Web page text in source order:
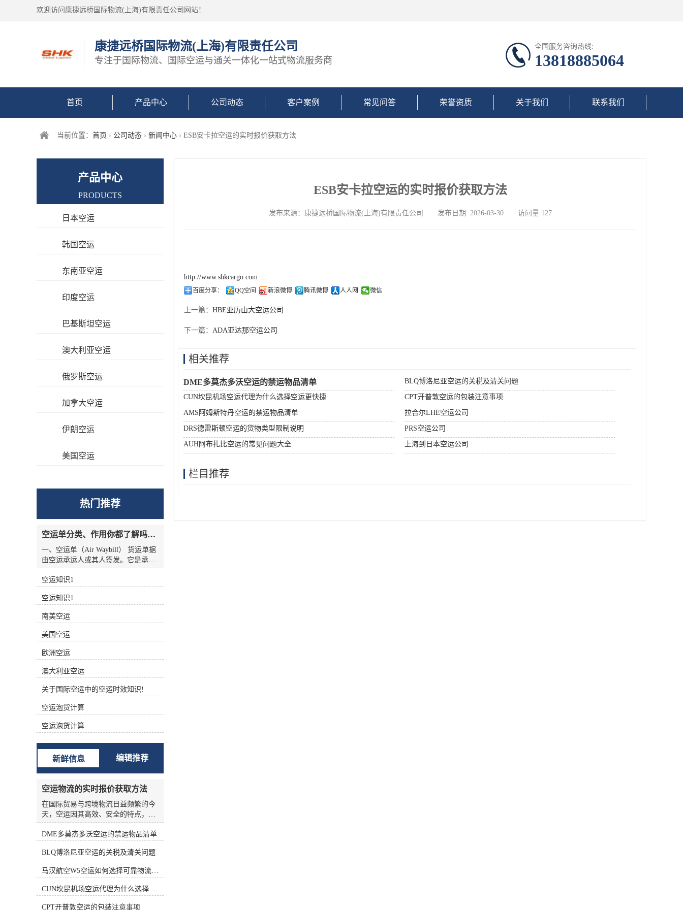
欢迎访问康捷远桥国际物流(上海)有限责任公司网站！
康捷远桥国际物流(上海)有限责任公司
专注于国际物流、国际空运与通关一体化一站式物流服务商
全国服务咨询热线:
13818885064
首页 产品中心 公司动态 客户案例 常见问答 荣誉资质 关于我们 联系我们
当前位置： 首页 › 公司动态 › 新闻中心 › ESB安卡拉空运的实时报价获取方法
ESB安卡拉空运的实时报价获取方法
发布来源：康捷远桥国际物流(上海)有限责任公司 发布日期: 2026-03-30 访问量:127
http://www.shkcargo.com
百度分享： QQ空间 新浪微博 腾讯微博 人人网 微信
上一篇： HBE亚历山大空运公司
下一篇： ADA亚达那空运公司
相关推荐
DME多莫杰多沃空运的禁运物品清单 BLQ博洛尼亚空运的关税及清关问题
CUN坎昆机场空运代理为什么选择空运更快捷 CPT开普敦空运的包装注意事项
AMS阿姆斯特丹空运的禁运物品清单 拉合尔LHE空运公司
DRS德雷斯顿空运的货物类型限制说明 PRS空运公司
AUH阿布扎比空运的常见问题大全 上海到日本空运公司
栏目推荐
产品中心
PRODUCTS
日本空运
韩国空运
东南亚空运
印度空运
巴基斯坦空运
澳大利亚空运
俄罗斯空运
加拿大空运
伊朗空运
美国空运
热门推荐
空运单分类、作用你都了解吗？空运单干货讲解
一、空运单（Air Waybill） 货运单据
由空运承运人或其人签发。它是承运
人收到货物的收据，也是托运人与承
运人之间的运输合同，但没有物权凭
二、航空货运单分类 1.按无承运人名
称分类 航空货运单有两种 (1)货运单
（Airline Air Waybill） 印有出票
（issue carrier）航空货运单的名称和
标志(航徽、代码等)。.这种空运单代
表的身份。 (2)中性货运单（Neutral
Air Waybill） 承运人名称和标志的货
运单未提前打印在运单上。这种空运
根据不同的功能进行分类 (1)航空主
运单（Master Air Waybill ，MAWB）
签发的航空运单称为主运单。 (2)航
空分运单（House Air Waybill ，
HAWB） 在办理集中托运业务时，向
发货人签发运单。三、航空货运单的
构成 中国国际航空货运单由一式十二
联组成，包括三联原件、六联副本和
三联额外副本。 如下表所示： 填写
航空货运单的责任 根据《华沙公
约》、《海牙议定书》和承运人的运
输条件，承运人的运输条件为托运人
准备航空货运单。 根据《华沙公约》
第六条第(1)款和第(5)款，航空货运单
由托运人填写。承运人按托运人要求
写。 这表明托运人应对货运单上填写
人对货运单上填写的内容不准确、不
完整造成的损失负责。 在航空货运业
务运营中，各承运的大量货物由其人
收运，部分特殊货物由直接收运。托
空运知识1
空运知识1
南美空运
美国空运
欧洲空运
澳大利亚空运
关于国际空运中的空运时效知识!
空运泡货计算
空运泡货计算
新鲜信息 编辑推荐
空运物流的实时报价获取方法
在国际贸易与跨境物流日益频繁的今
天，空运因其高效、安全的特点，成
为许多企业优先选择的运输方式。然
而，空运物流的报价并非一成不变，
货物种类等多种变量影响，价格波动
频繁。对于货主和物流从业者来说，
如何准确、高效地获取实时报价，是
控制成本、优化供应链的关键环节。
本文将从实际业务角度出发，系统梳
理空运物流实时报价的获取方法，帮
DME多莫杰多沃空运的禁运物品清单
BLQ博洛尼亚空运的关税及清关问题
马汉航空W5空运如何选择可靠物流公司
CUN坎昆机场空运代理为什么选择空运更快捷
CPT开普敦空运的包装注意事项